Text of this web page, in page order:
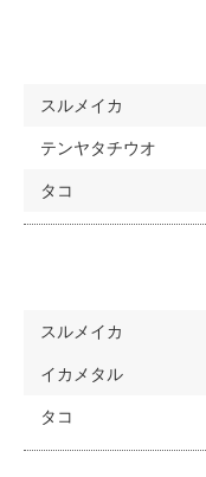
スルメイカ
テンヤタチウオ
タコ
スルメイカ
イカメタル
タコ